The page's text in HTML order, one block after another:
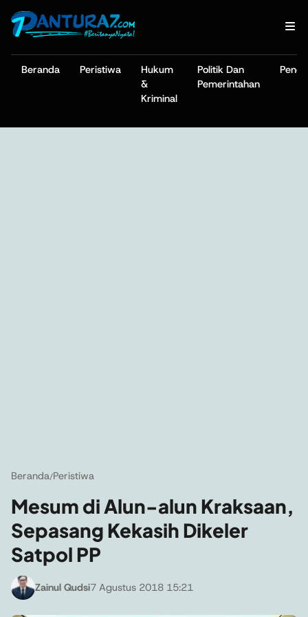
Beranda Peristiwa
Hukum
&
Kriminal
Politik Dan
Pemerintahan
Beranda/Peristiwa
Mesum di Alun-alun Kraksaan,
Sepasang Kekasih Dikeler
Satpol PP
Zainul Qudsi7 Agustus 2018 15:21